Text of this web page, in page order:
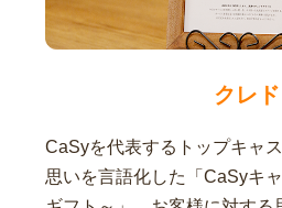
クレド
CaSyを代表するトップキャ
思いを言語化した「CaSyキ